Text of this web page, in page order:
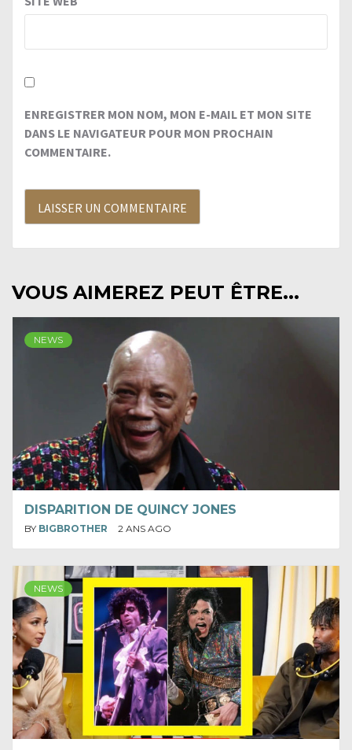
ENREGISTRER MON NOM, MON E-MAIL ET MON SITE
DANS LE NAVIGATEUR POUR MON PROCHAIN
COMMENTAIRE.
VOUS AIMEREZ PEUT ÊTRE...
NEWS
DISPARITION DE QUINCY JONES
BY BIGBROTHER 2 ANS AGO
NEWS